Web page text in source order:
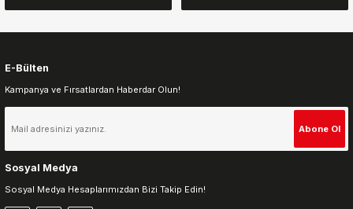
Gönder
E-Bülten
Kampanya ve Fırsatlardan Haberdar Olun!
Abone Ol
Sosyal Medya
Sosyal Medya Hesaplarımızdan Bizi Takip Edin!